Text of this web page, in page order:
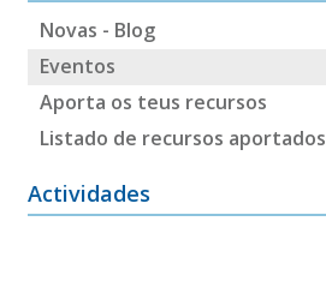
Novas - Blog
Eventos
Aporta os teus recursos
Listado de recursos aportados
Actividades